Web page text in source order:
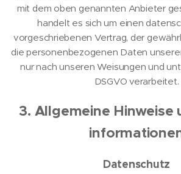
mit dem oben genannten Anbieter
handelt es sich um einen
vorgeschriebenen Vertrag, der
die personenbezogenen Daten
nur nach unseren Weisungen und
DSGVO verarbeitet.
3. Allgemeine
Datenschutz